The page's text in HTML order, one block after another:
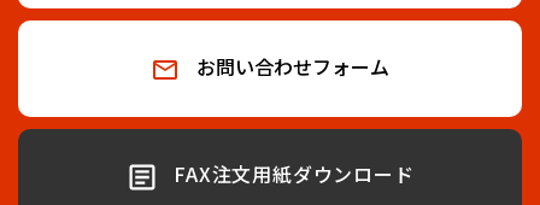
お問い合わせフォーム
FAX注文用紙ダウンロード